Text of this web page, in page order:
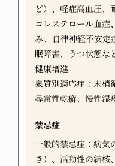
ど）、軽症高血圧、
コレステロール血症
み、自律神経不安定
眠障害、うつ状態な
健康増進
泉質別適応症：末梢
尋常性乾癬、慢性湿
禁忌症
一般的禁忌症：病気
き）、活動性の結核